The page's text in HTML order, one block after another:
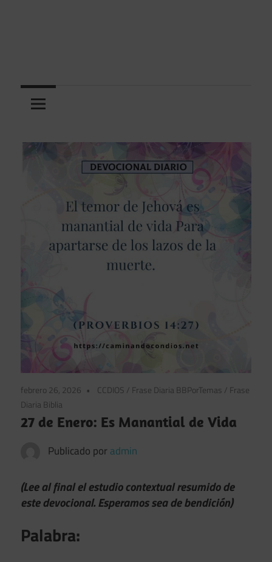
febrero 26, 2026 CCDIOS / Frase Diaria BBPorTemas / Frase
Diaria Biblia
27 de Enero: Es Manantial de Vida
Publicado por admin
(Lee al final el estudio contextual resumido de
este devocional. Esperamos sea de bendición)
Palabra: